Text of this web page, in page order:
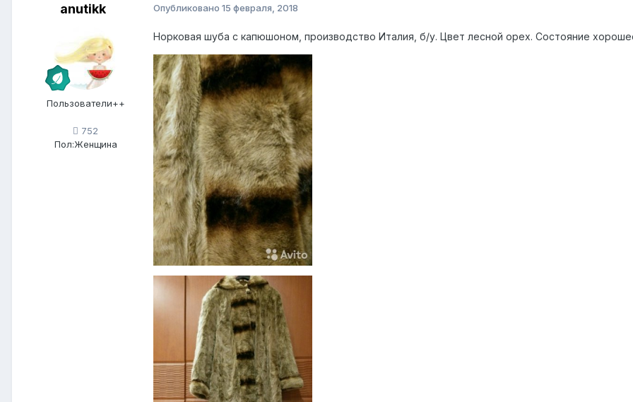
anutikk
Пользователи++
752
Пол:Женщина
Опубликовано 15 февраля, 2018
Норковая шуба с капюшоном, производство Италия, б/у. Цвет лесной орех. Состояние